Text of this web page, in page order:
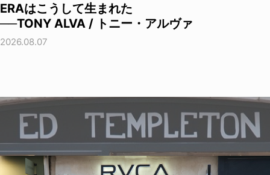
ERAはこうして生まれた
──TONY ALVA / トニー・アルヴァ
2026.08.07